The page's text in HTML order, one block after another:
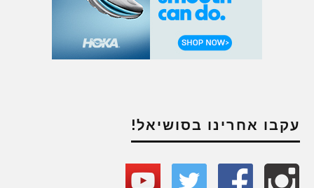
עקבו אחרינו בסושיאל!